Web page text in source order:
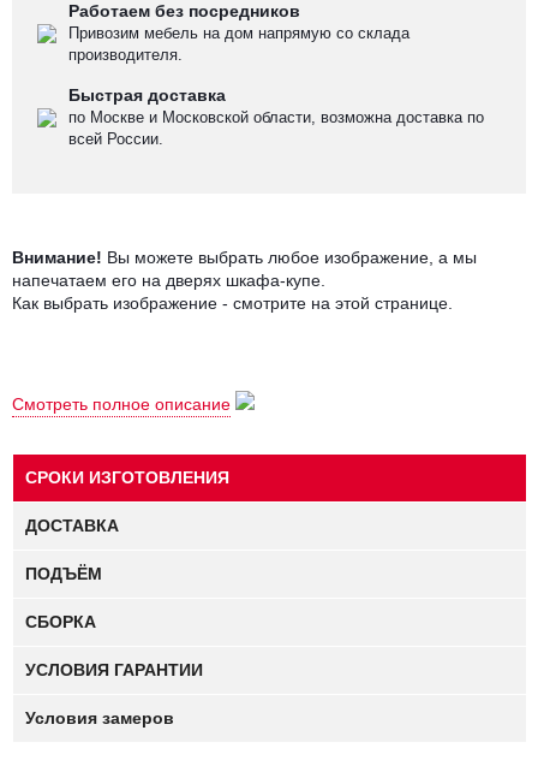
Работаем без посредников
Привозим мебель на дом напрямую со склада
производителя.
Быстрая доставка
по Москве и Московской области, возможна доставка по
всей России.
Внимание! Вы можете выбрать любое изображение, а мы
напечатаем его на дверях шкафа-купе.
Как выбрать изображение - смотрите на этой странице
фотопечатью"Калисто"представлена в широкой гамме
обработаны кромкой
Фотопечать с наружней стороны защищена стеклом 4 мм.
Смотреть полное описание
СРОКИ ИЗГОТОВЛЕНИЯ
ДОСТАВКА
ПОДЪЁМ
СБОРКА
УСЛОВИЯ ГАРАНТИИ
Условия замеров